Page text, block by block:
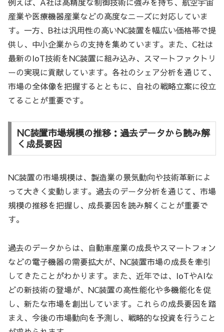
例えば、A社は高精度な制御技術に強みを持ち、航空宇宙
産業や医療機器産業などの高度なニーズに対応していま
す。一方、B社は汎用性の高いNC装置を幅広い価格帯で提
供し、中小企業からの支持を集めています。また、C社は
最新のIoT技術をNC装置に組み込み、スマートファクトリ
ーの実現に貢献しています。各社のシェア分析を通じて、
市場の全体像を把握するとともに、自社の戦略立案に役立
てることが重要です。
NC装置市場規模の推移：過去データから読み解
く成長要因
NC装置の市場規模は、製造業の景気動向や技術革新によ
って大きく変動します。過去のデータ分析を通じて、市場
規模の推移を把握し、成長要因を読み解くことが重要で
す。
過去のデータからは、自動車産業の成長やスマートフォン
などの電子機器の需要拡大が、NC装置市場の成長を牽引
してきたことがわかります。また、近年では、IoTやAIな
どの新技術の登場が、NC装置の高性能化や多機能化を促
し、新たな市場を創出しています。これらの成長要因を踏
まえ、今後の市場動向を予測し、戦略的な投資を行うこと